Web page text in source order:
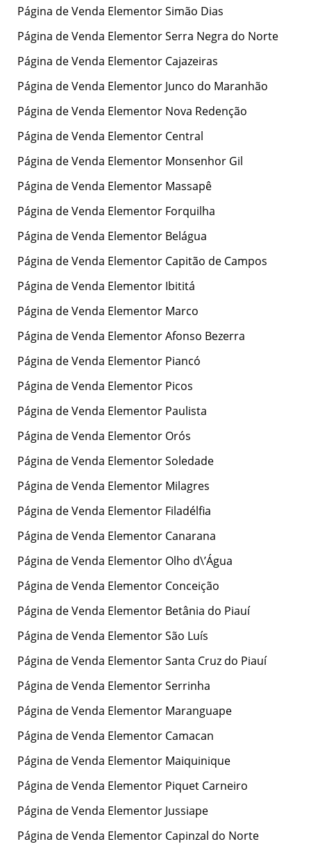
Página de Venda Elementor Simão Dias
Página de Venda Elementor Serra Negra do Norte
Página de Venda Elementor Cajazeiras
Página de Venda Elementor Junco do Maranhão
Página de Venda Elementor Nova Redenção
Página de Venda Elementor Central
Página de Venda Elementor Monsenhor Gil
Página de Venda Elementor Massapê
Página de Venda Elementor Forquilha
Página de Venda Elementor Belágua
Página de Venda Elementor Capitão de Campos
Página de Venda Elementor Ibititá
Página de Venda Elementor Marco
Página de Venda Elementor Afonso Bezerra
Página de Venda Elementor Piancó
Página de Venda Elementor Picos
Página de Venda Elementor Paulista
Página de Venda Elementor Orós
Página de Venda Elementor Soledade
Página de Venda Elementor Milagres
Página de Venda Elementor Filadélfia
Página de Venda Elementor Canarana
Página de Venda Elementor Olho d\’Água
Página de Venda Elementor Conceição
Página de Venda Elementor Betânia do Piauí
Página de Venda Elementor São Luís
Página de Venda Elementor Santa Cruz do Piauí
Página de Venda Elementor Serrinha
Página de Venda Elementor Maranguape
Página de Venda Elementor Camacan
Página de Venda Elementor Maiquinique
Página de Venda Elementor Piquet Carneiro
Página de Venda Elementor Jussiape
Página de Venda Elementor Capinzal do Norte